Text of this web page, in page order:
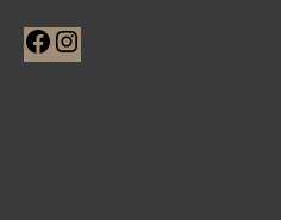
Facebook